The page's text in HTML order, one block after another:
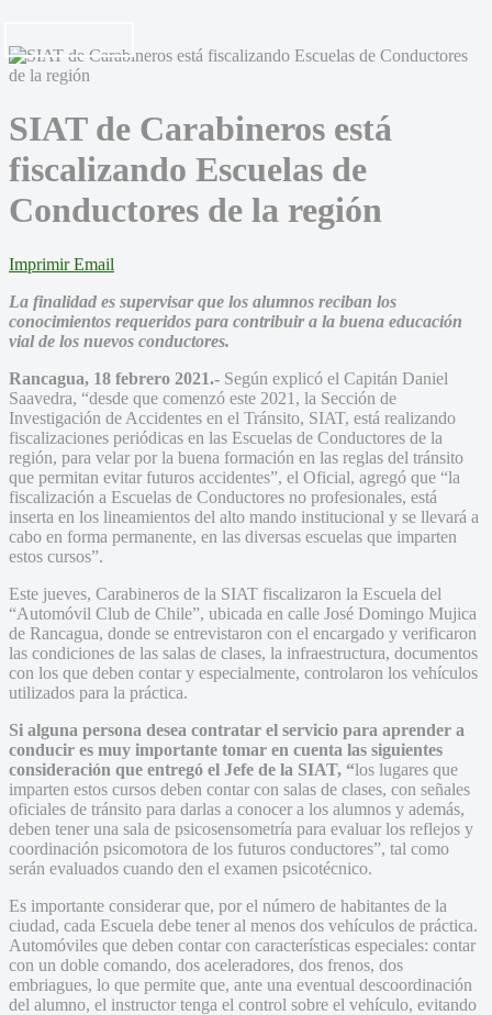
SIAT de Carabineros está
fiscalizando Escuelas de
Conductores de la región
Imprimir Email
La finalidad es supervisar que los alumnos reciban los
conocimientos requeridos para contribuir a la buena educación
vial de los nuevos conductores.
Rancagua, 18 febrero 2021.- Según explicó el Capitán Daniel
Saavedra, “desde que comenzó este 2021, la Sección de
Investigación de Accidentes en el Tránsito, SIAT, está realizando
fiscalizaciones periódicas en las Escuelas de Conductores de la
región, para velar por la buena formación en las reglas del tránsito
que permitan evitar futuros accidentes”, el Oficial, agregó que “la
fiscalización a Escuelas de Conductores no profesionales, está
inserta en los lineamientos del alto mando institucional y se llevará a
cabo en forma permanente, en las diversas escuelas que imparten
estos cursos”.
Este jueves, Carabineros de la SIAT fiscalizaron la Escuela del
“Automóvil Club de Chile”, ubicada en calle José Domingo Mujica
de Rancagua, donde se entrevistaron con el encargado y verificaron
las condiciones de las salas de clases, la infraestructura, documentos
con los que deben contar y especialmente, controlaron los vehículos
utilizados para la práctica.
Si alguna persona desea contratar el servicio para aprender a
conducir es muy importante tomar en cuenta las siguientes
consideración que entregó el Jefe de la SIAT, “los lugares que
imparten estos cursos deben contar con salas de clases, con señales
oficiales de tránsito para darlas a conocer a los alumnos y además,
deben tener una sala de psicosensometría para evaluar los reflejos y
coordinación psicomotora de los futuros conductores”, tal como
serán evaluados cuando den el examen psicotécnico.
Es importante considerar que, por el número de habitantes de la
ciudad, cada Escuela debe tener al menos dos vehículos de práctica.
Automóviles que deben contar con características especiales: contar
con un doble comando, dos aceleradores, dos frenos, dos
embriagues, lo que permite que, ante una eventual descoordinación
del alumno, el instructor tenga el control sobre el vehículo, evitando